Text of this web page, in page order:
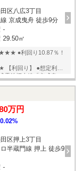
区八広3丁目
京成曳舟 徒歩9分
-
29.50㎡
％！
万円
区押上3丁目
半蔵門線 押上 徒歩9
-